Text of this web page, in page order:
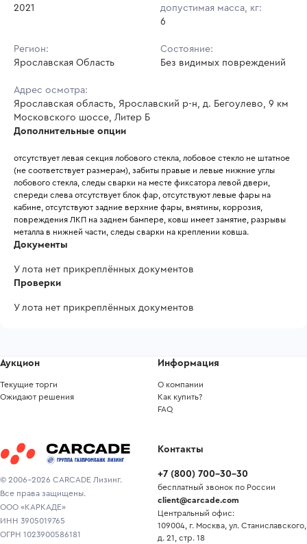
2021
допустимая масса, кг:
6
Регион:
Ярославская Область
Состояние:
Без видимых повреждений
Адрес осмотра:
Ярославская область, Ярославский р-н, д. Бегоулево, 9 км
Московского шоссе, Литер Б
Дополнительные опции
отсутствует левая секция лобового стекла, лобовое стекло не штатное
(не соответствует размерам), забиты правые и левые нижние углы
лобового стекла, следы сварки на месте фиксатора левой двери,
спереди слева отсутствует блок фар, отсутствуют левые фары на
кабине, отсутствуют задние верхние фары, вмятины, коррозия,
повреждения ЛКП на заднем бампере, ковш имеет замятие, разрывы
металла в нижней части, следы сварки на креплении ковша.
Документы
У лота нет прикреплённых документов
Проверки
У лота нет прикреплённых документов
© 2006-2026 CARCADE Лизинг.
Все права защищены.
ООО «КАРКАДЕ»
ИНН 3905019765
ОГРН 1023900586181
Аукцион
Текущие торги
Ожидают решения
Информация
О компании
Как купить?
FAQ
Контакты
+7 (800) 700-30-30
бесплатный звонок по России
client@carcade.com
Центральный офис:
109004, г. Москва, ул. Станиславского,
д. 21, стр. 18